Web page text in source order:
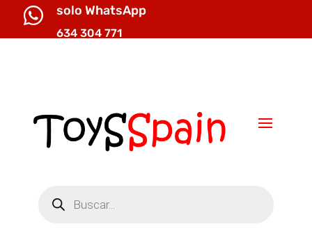
 solo WhatsApp
634 304 771
productos